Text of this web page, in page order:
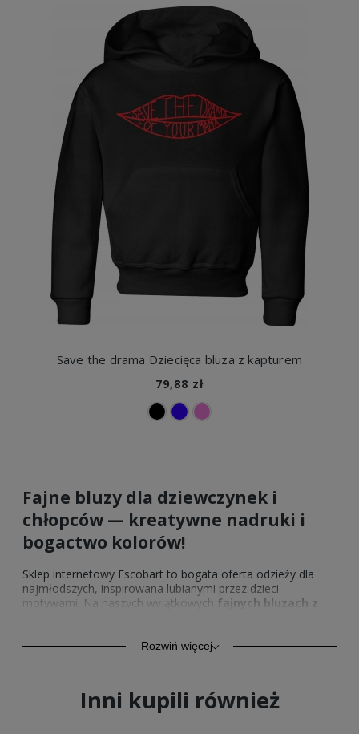
Save the drama Dziecięca bluza z kapturem
79,88 zł
Fajne bluzy dla dziewczynek i
chłopców — kreatywne nadruki i
bogactwo kolorów!
Sklep internetowy Escobart to bogata oferta odzieży dla
najmłodszych, inspirowana lubianymi przez dzieci
motywami. Na naszych wyjątkowych fajnych bluzach z
postaci z mitologii. Zadbaliśmy o to, bo w asortymencie
stawiamy na same najmodniejsze motywy — w naszej
ofercie z powodzeniem znajdą coś dla siebie także najwięksi
Rozwiń więcej
Inni kupili również